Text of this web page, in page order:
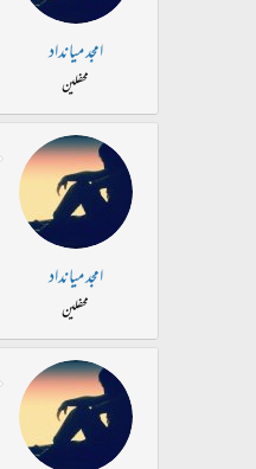
امجد میانداد
محفلین
امجد میانداد
محفلین